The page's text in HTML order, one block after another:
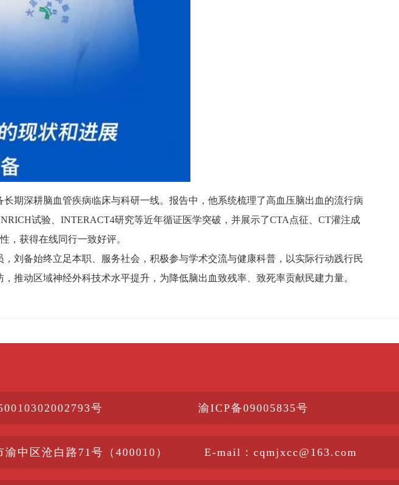
期深耕脑血管疾病临床与科研一线。报告中，他系统梳理了高血压脑出血的流行病
试验、INTERACT4研究等近年循证医学突破，并展示了CTA点征、CT灌注成
，获得在线同行一致好评。
刘备始终立足本职、服务社会，积极参与学术交流与健康科普，以实际行动践行民
推动区域神经外科技术水平提升，为降低脑出血致残率、致死率贡献民建力量。
号 渝ICP备09005835号
中区沧白路71号（400010） E-mail：cqmjxcc@163.com